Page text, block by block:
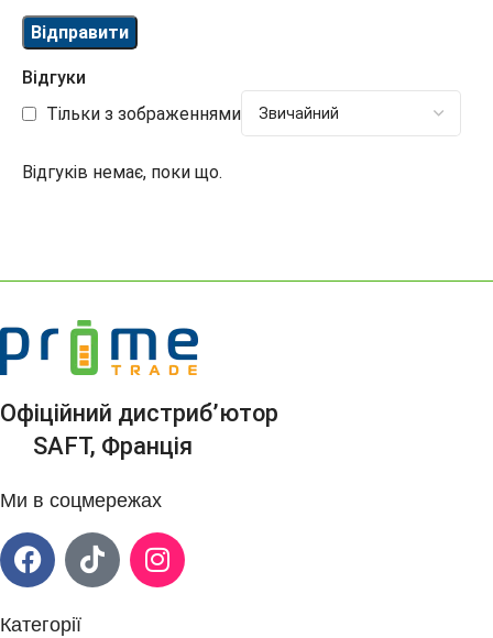
Відгуки
Тільки з зображеннями
Відгуків немає, поки що.
Офіційний дистриб’ютор
SAFT, Франція
Ми в соцмережах
Категорії